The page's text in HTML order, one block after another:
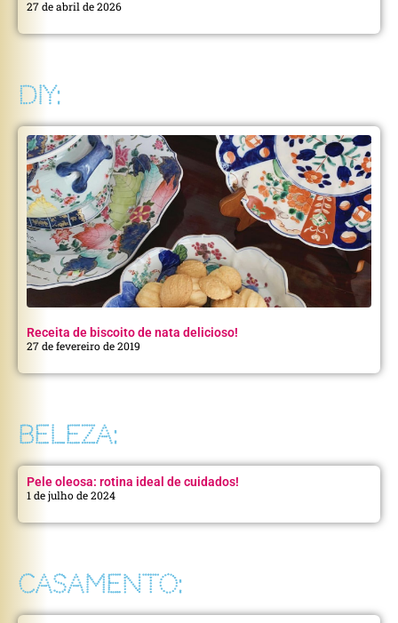
27 de abril de 2026
DIY:
Receita de biscoito de nata delicioso!
27 de fevereiro de 2019
BELEZA:
Pele oleosa: rotina ideal de cuidados!
1 de julho de 2024
CASAMENTO: